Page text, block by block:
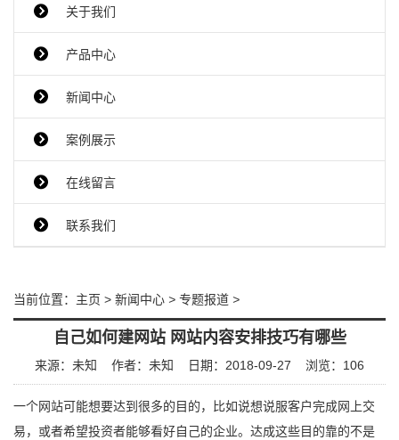
关于我们
产品中心
新闻中心
案例展示
在线留言
联系我们
当前位置： 主页 > 新闻中心 > 专题报道 >
自己如何建网站 网站内容安排技巧有哪些
来源：未知 作者：未知 日期：2018-09-27 浏览： 106
一个网站可能想要达到很多的目的，比如说想说服客户完成网上交
易，或者希望投资者能够看好自己的企业。达成这些目的靠的不是